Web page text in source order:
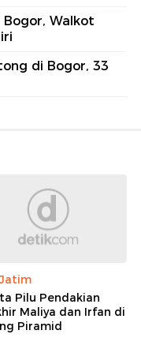
Walkot
di Bogor, 33
Pilu Pendakian
Maliya dan Irfan di
Piramid